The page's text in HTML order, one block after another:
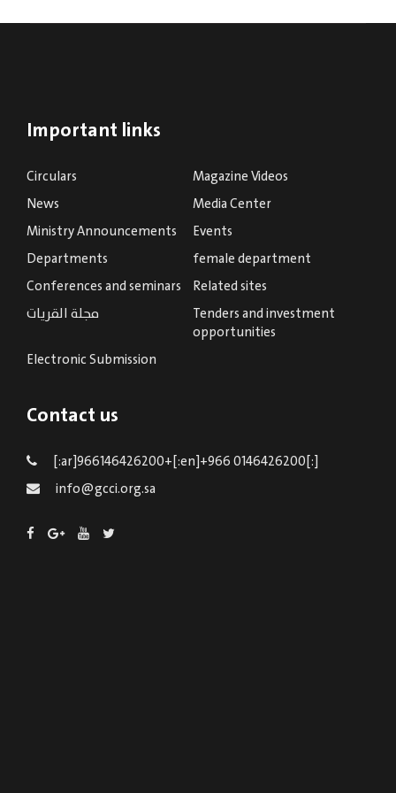
Important links
Circulars
Magazine Videos
News
Media Center
Ministry Announcements
Events
Departments
female department
Conferences and seminars
Related sites
مجلة القريات
Tenders and investment
opportunities
Electronic Submission
Contact us
[:ar]966146426200+[:en]+966 0146426200[:]
info@gcci.org.sa